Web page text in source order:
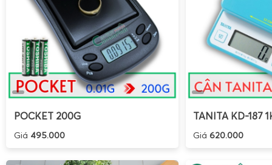
POCKET 200G
Giá 495.000
TANITA KD-187
Giá620.000